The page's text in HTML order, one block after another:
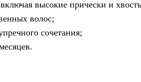
высокие прически и
волос;
сочетания;